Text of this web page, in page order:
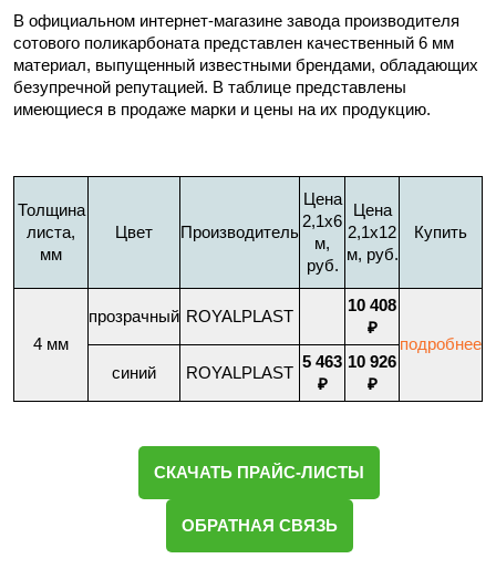
В официальном интернет-магазине завода производителя
сотового поликарбоната представлен качественный 6 мм
материал, выпущенный известными брендами, обладающих
безупречной репутацией. В таблице представлены
имеющиеся в продаже марки и цены на их продукцию.
Толщина
листа,
мм
Цвет Производитель
Цена
2,1х6
м,
руб.
Цена
2,1х12
м, руб.
Купить
4 мм
прозрачный ROYALPLAST
10 408
₽
подробнее
синий
ROYALPLAST
5 463
₽
10 926
₽
СКАЧАТЬ ПРАЙС-ЛИСТЫ
ОБРАТНАЯ СВЯЗЬ